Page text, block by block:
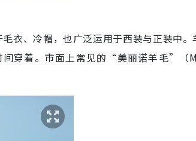
衣、冷帽，也广泛运用于西装与正装中。
间穿着。市面上常见的“美丽诺羊毛”（